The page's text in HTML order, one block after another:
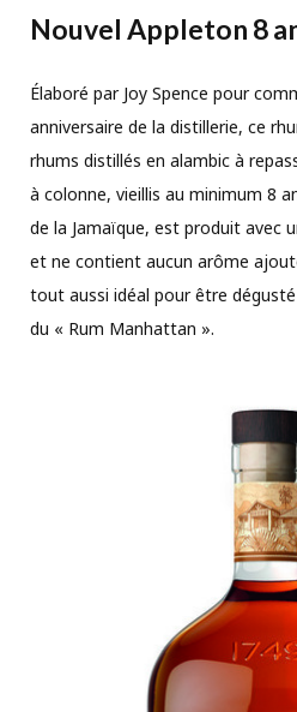
Nouvel Appleton 8
Élaboré par Joy Spence pour
anniversaire de la distillerie, ce
rhums distillés en alambic à
à colonne, vieillis au minimum 8
de la Jamaïque, est produit avec
et ne contient aucun arôme
tout aussi idéal pour être
du « Rum Manhattan ».